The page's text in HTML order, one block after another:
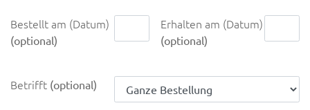
Bestellt am (Datum)
(optional)
Erhalten am (Datum)
(optional)
Betrifft (optional)